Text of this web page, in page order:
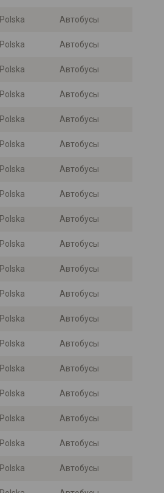
Polska Автобусы
Polska Автобусы
Polska Автобусы
Polska Автобусы
Polska Автобусы
Polska Автобусы
Polska Автобусы
Polska Автобусы
Polska Автобусы
Polska Автобусы
Polska Автобусы
Polska Автобусы
Polska Автобусы
Polska Автобусы
Polska Автобусы
Polska Автобусы
Polska Автобусы
Polska Автобусы
Polska Автобусы